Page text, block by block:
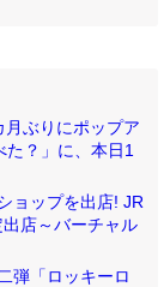
ぶりにポップア
？」に、本日1
ョップを出店! JR
店～バーチャル
弾「ロッキーロ